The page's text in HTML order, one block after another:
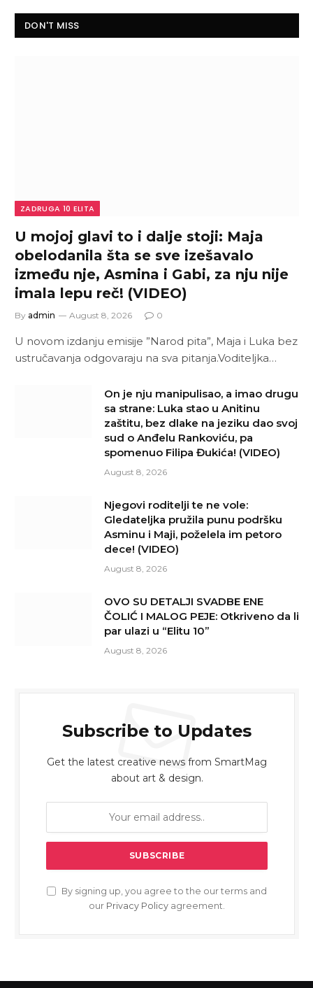
DON'T MISS
ZADRUGA 10 ELITA
U mojoj glavi to i dalje stoji: Maja
obelodanila šta se sve izešavalo
između nje, Asmina i Gabi, za nju nije
imala lepu reč! (VIDEO)
By admin August 8, 2026 0
U novom izdanju emisije ”Narod pita”, Maja i Luka bez
ustručavanja odgovaraju na sva pitanja.Voditeljka…
On je nju manipulisao, a imao drugu
sa strane: Luka stao u Anitinu
zaštitu, bez dlake na jeziku dao svoj
sud o Anđelu Rankoviću, pa
spomenuo Filipa Đukića! (VIDEO)
August 8, 2026
Njegovi roditelji te ne vole:
Gledateljka pružila punu podršku
Asminu i Maji, poželela im petoro
dece! (VIDEO)
August 8, 2026
OVO SU DETALJI SVADBE ENE
ČOLIĆ I MALOG PEJE: Otkriveno da li
par ulazi u “Elitu 10”
August 8, 2026
Subscribe to Updates
Get the latest creative news from SmartMag
about art & design.
By signing up, you agree to the our terms and
our Privacy Policy agreement.